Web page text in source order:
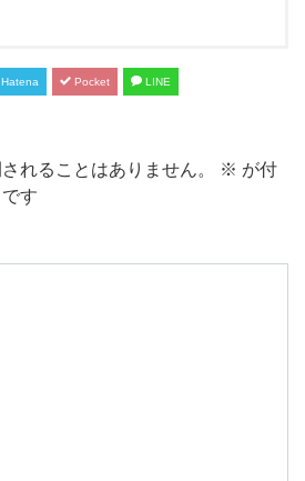
Hatena Pocket LINE
れることはありません。 ※ が付
す